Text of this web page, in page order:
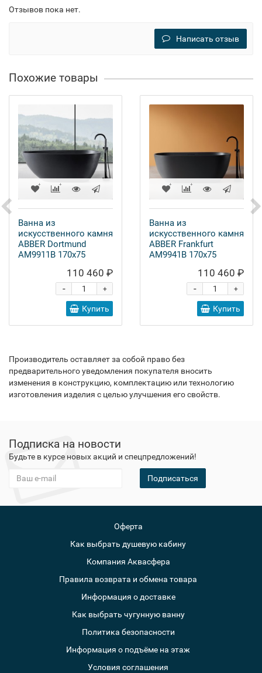
Отзывов пока нет.
Написать отзыв
Похожие товары
Ванна из
искусственного камня
ABBER Dortmund
AM9911B 170x75
110 460 ₽
+
-
Купить
Ванна из
искусственного камня
ABBER Frankfurt
AM9941B 170x75
110 460 ₽
+
-
Купить
Производитель оставляет за собой право без
предварительного уведомления покупателя вносить
изменения в конструкцию, комплектацию или технологию
изготовления изделия с целью улучшения его свойств.
Подписка на новости
Будьте в курсе новых акций и спецпредложений!
Подписаться
Оферта
Как выбрать душевую кабину
Компания Аквасфера
Правила возврата и обмена товара
Информация о доставке
Как выбрать чугунную ванну
Политика безопасности
Информация о подъёме на этаж
Условия соглашения